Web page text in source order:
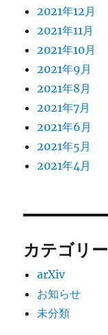
2021年12月
2021年11月
2021年10月
2021年9月
2021年8月
2021年7月
2021年6月
2021年5月
2021年4月
カテゴリー
arXiv
お知らせ
未分類